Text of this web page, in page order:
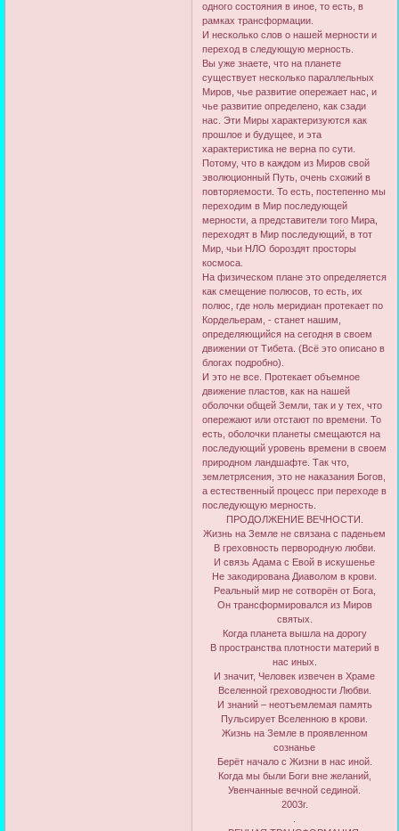
одного состояния в иное, то есть, в
рамках трансформации.
И несколько слов о нашей мерности и
переход в следующую мерность.
Вы уже знаете, что на планете
существует несколько параллельных
Миров, чье развитие опережает нас, и
чье развитие определено, как сзади
нас. Эти Миры характеризуются как
прошлое и будущее, и эта
характеристика не верна по сути.
Потому, что в каждом из Миров свой
эволюционный Путь, очень схожий в
повторяемости. То есть, постепенно мы
переходим в Мир последующей
мерности, а представители того Мира,
переходят в Мир последующий, в тот
Мир, чьи НЛО бороздят просторы
космоса.
На физическом плане это определяется
как смещение полюсов, то есть, их
полюс, где ноль меридиан протекает по
Кордельерам, - станет нашим,
определяющийся на сегодня в своем
движении от Тибета. (Всё это описано в
блогах подробно).
И это не все. Протекает объемное
движение пластов, как на нашей
оболочки общей Земли, так и у тех, что
опережают или отстают по времени. То
есть, оболочки планеты смещаются на
последующий уровень времени в своем
природном ландшафте. Так что,
землетрясения, это не наказания Богов,
а естественный процесс при переходе в
последующую мерность.
ПРОДОЛЖЕНИЕ ВЕЧНОСТИ.
Жизнь на Земле не связана с паденьем
В греховность первородную любви.
И связь Адама с Евой в искушенье
Не закодирована Диаволом в крови.
Реальный мир не сотворён от Бога,
Он трансформировался из Миров
святых.
Когда планета вышла на дорогу
В пространства плотности материй в
нас иных.
И значит, Человек извечен в Храме
Вселенной греховодности Любви.
И знаний – неотъемлемая память
Пульсирует Вселенною в крови.
Жизнь на Земле в проявленном
сознанье
Берёт начало с Жизни в нас иной.
Когда мы были Боги вне желаний,
Увенчанные вечной сединой.
2003г.
.